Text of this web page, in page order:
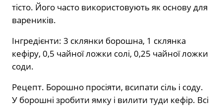
тісто. Його часто використовують як основу для
вареників.
Інгредієнти: 3 склянки борошна, 1 склянка
кефіру, 0,5 чайної ложки солі, 0,25 чайної ложки
соди.
Рецепт. Борошно просіяти, всипати сіль і соду.
У борошні зробити ямку і вилити туди кефір. Всі